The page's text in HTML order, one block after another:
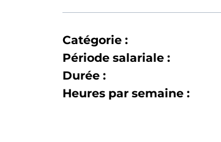
Catégorie :
Période salariale :
Durée :
Heures par semaine :